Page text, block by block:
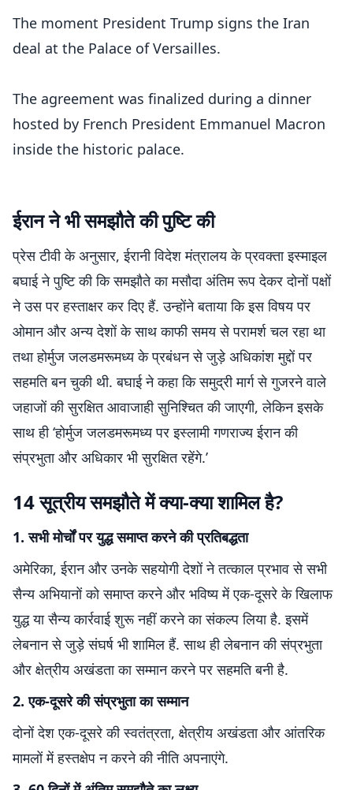
The moment President Trump signs the Iran
deal at the Palace of Versailles.
The agreement was finalized during a dinner
hosted by French President Emmanuel Macron
inside the historic palace.
milestone after months of negotiations aimed
at…pic.twitter.com/slt91WwA2O
— Fox News (@FoxNews)June 18, 2026
ईरान ने भी समझौते की पुष्टि की
प्रेस टीवी के अनुसार, ईरानी विदेश मंत्रालय के प्रवक्ता इस्माइल
बघाई ने पुष्टि की कि समझौते का मसौदा अंतिम रूप देकर दोनों पक्षों
ने उस पर हस्ताक्षर कर दिए हैं. उन्होंने बताया कि इस विषय पर
ओमान और अन्य देशों के साथ काफी समय से परामर्श चल रहा था
तथा होर्मुज जलडमरूमध्य के प्रबंधन से जुड़े अधिकांश मुद्दों पर
सहमति बन चुकी थी. बघाई ने कहा कि समुद्री मार्ग से गुजरने वाले
जहाजों की सुरक्षित आवाजाही सुनिश्चित की जाएगी, लेकिन इसके
साथ ही ‘होर्मुज जलडमरूमध्य पर इस्लामी गणराज्य ईरान की
संप्रभुता और अधिकार भी सुरक्षित रहेंगे.’
14 सूत्रीय समझौते में क्या-क्या शामिल है?
1. सभी मोर्चों पर युद्ध समाप्त करने की प्रतिबद्धता
अमेरिका, ईरान और उनके सहयोगी देशों ने तत्काल प्रभाव से सभी
सैन्य अभियानों को समाप्त करने और भविष्य में एक-दूसरे के खिलाफ
युद्ध या सैन्य कार्रवाई शुरू नहीं करने का संकल्प लिया है. इसमें
लेबनान से जुड़े संघर्ष भी शामिल हैं. साथ ही लेबनान की संप्रभुता
और क्षेत्रीय अखंडता का सम्मान करने पर सहमति बनी है.
2. एक-दूसरे की संप्रभुता का सम्मान
दोनों देश एक-दूसरे की स्वतंत्रता, क्षेत्रीय अखंडता और आंतरिक
मामलों में हस्तक्षेप न करने की नीति अपनाएंगे.